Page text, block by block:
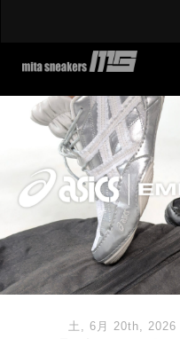
土, 6月 20th, 2026